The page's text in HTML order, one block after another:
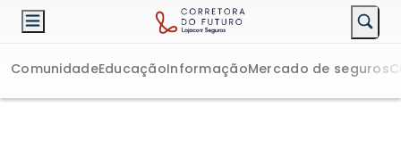
ComunidadeEducaçãoInformaçãoMercado de seguros